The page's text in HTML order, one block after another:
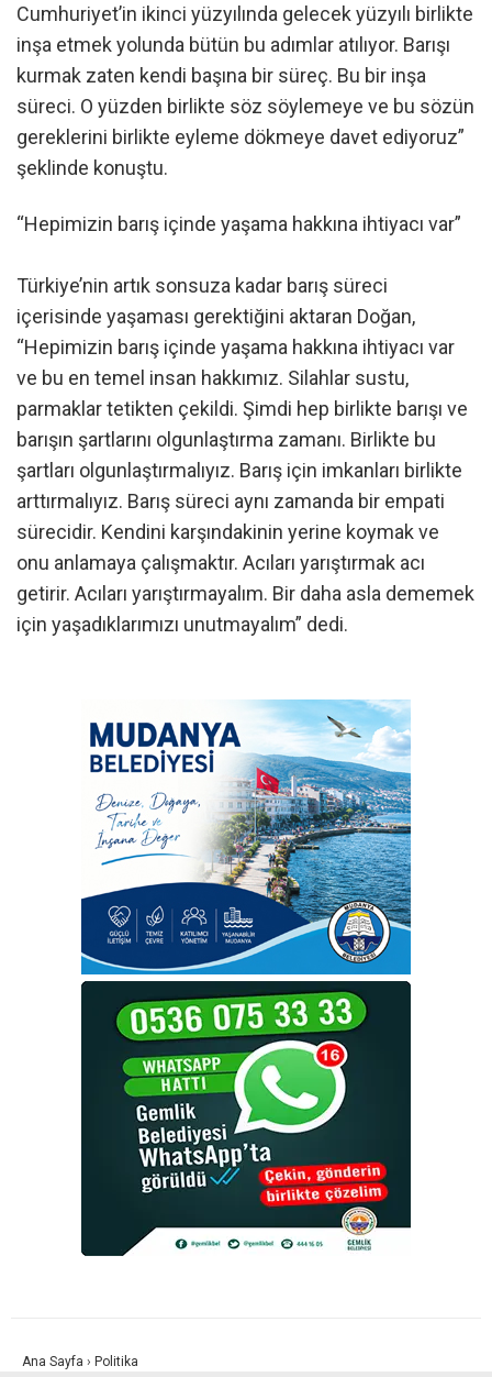
Cumhuriyet’in ikinci yüzyılında gelecek yüzyılı birlikte
inşa etmek yolunda bütün bu adımlar atılıyor. Barışı
kurmak zaten kendi başına bir süreç. Bu bir inşa
süreci. O yüzden birlikte söz söylemeye ve bu sözün
gereklerini birlikte eyleme dökmeye davet ediyoruz”
şeklinde konuştu.
“Hepimizin barış içinde yaşama hakkına ihtiyacı var”
Türkiye’nin artık sonsuza kadar barış süreci
içerisinde yaşaması gerektiğini aktaran Doğan,
“Hepimizin barış içinde yaşama hakkına ihtiyacı var
ve bu en temel insan hakkımız. Silahlar sustu,
parmaklar tetikten çekildi. Şimdi hep birlikte barışı ve
barışın şartlarını olgunlaştırma zamanı. Birlikte bu
şartları olgunlaştırmalıyız. Barış için imkanları birlikte
arttırmalıyız. Barış süreci aynı zamanda bir empati
sürecidir. Kendini karşındakinin yerine koymak ve
onu anlamaya çalışmaktır. Acıları yarıştırmak acı
getirir. Acıları yarıştırmayalım. Bir daha asla dememek
için yaşadıklarımızı unutmayalım” dedi.
Ana Sayfa › Politika